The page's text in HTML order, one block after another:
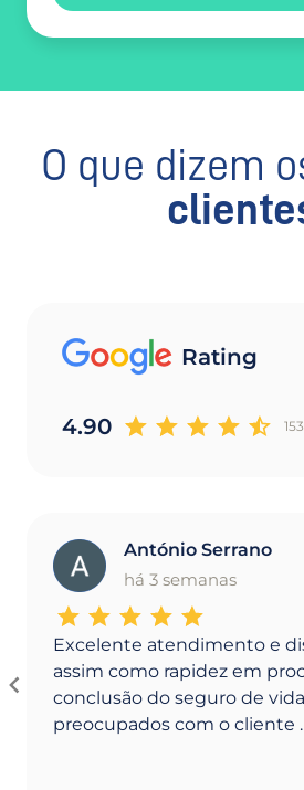
O que dizem
Rating
4.90
A
António Serrano
há 3 semanas
Excelente atendimento e
assim como rapidez em
conclusão do seguro de
preocupados com o cliente .